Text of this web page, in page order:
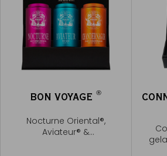
BON VOYAGE®
Nocturne Oriental®,
Aviateur® &